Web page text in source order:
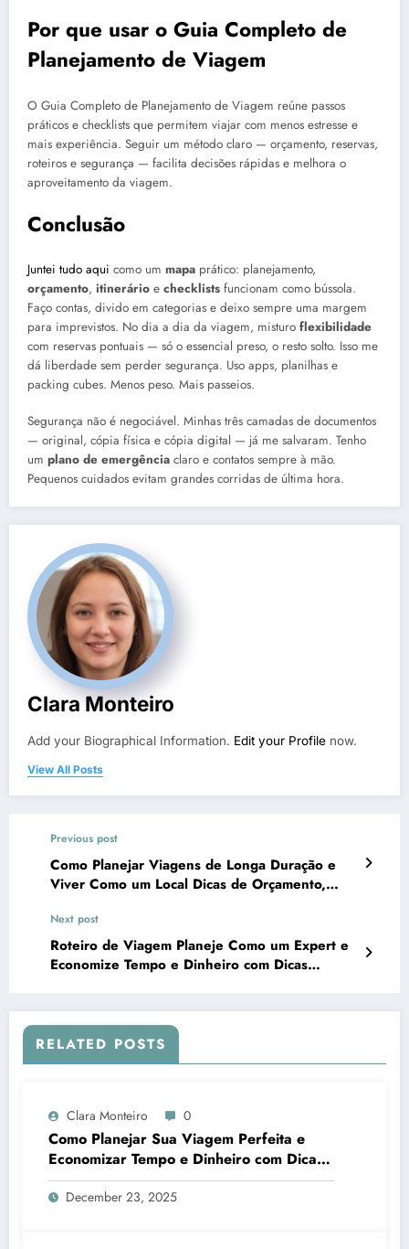
Por que usar o Guia Completo de
Planejamento de Viagem
O Guia Completo de Planejamento de Viagem reúne passos
práticos e checklists que permitem viajar com menos estresse e
mais experiência. Seguir um método claro — orçamento, reservas,
roteiros e segurança — facilita decisões rápidas e melhora o
aproveitamento da viagem.
Conclusão
Juntei tudo aqui como um mapa prático: planejamento,
orçamento, itinerário e checklists funcionam como bússola.
Faço contas, divido em categorias e deixo sempre uma margem
para imprevistos. No dia a dia da viagem, misturo flexibilidade
com reservas pontuais — só o essencial preso, o resto solto. Isso me
dá liberdade sem perder segurança. Uso apps, planilhas e
packing cubes. Menos peso. Mais passeios.
Segurança não é negociável. Minhas três camadas de documentos
— original, cópia física e cópia digital — já me salvaram. Tenho
um plano de emergência claro e contatos sempre à mão.
Pequenos cuidados evitam grandes corridas de última hora.
Clara Monteiro
Add your Biographical Information. Edit your Profile now.
View All Posts
Previous post
Como Planejar Viagens de Longa Duração e
Viver Como um Local Dicas de Orçamento,
Next post
Roteiro de Viagem Planeje Como um Expert e
Economize Tempo e Dinheiro com Dicas
RELATED POSTS
Clara Monteiro 0
Como Planejar Sua Viagem Perfeita e
Economizar Tempo e Dinheiro com Dicas
Práticas de Planejamento de Viagem
December 23, 2025